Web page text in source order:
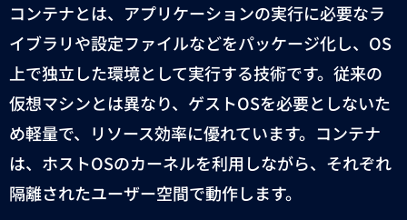
コンテナとは、アプリケーションの実行に必要なラ
イブラリや設定ファイルなどをパッケージ化し、 OS
上で独立した環境として実行する技術です。従来の
仮想マシンとは異なり、ゲストOSを必要としないた
め軽量で、リソース効率に優れています。コンテナ
は、ホストOSのカーネルを利用しながら、それぞれ
隔離されたユーザー空間で動作します。